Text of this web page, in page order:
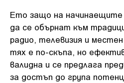
Ето защо на начинаещите
да се обърнат към
радио, телевизия и
тях е по-скъпа, но
валидна и се предлага
за достъп до група